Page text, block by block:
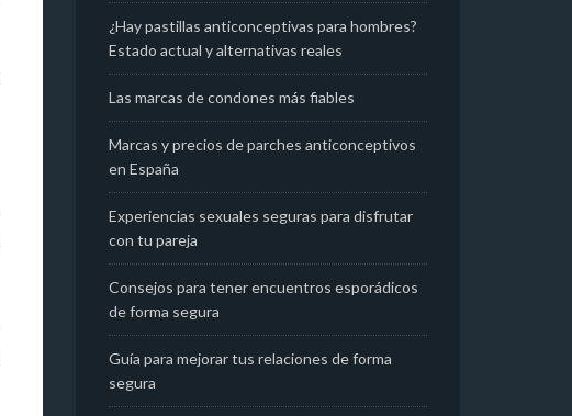
¿Hay pastillas anticonceptivas para hombres?
Estado actual y alternativas reales
Las marcas de condones más fiables
Marcas y precios de parches anticonceptivos
en España
Experiencias sexuales seguras para disfrutar
con tu pareja
Consejos para tener encuentros esporádicos
de forma segura
Guía para mejorar tus relaciones de forma
segura